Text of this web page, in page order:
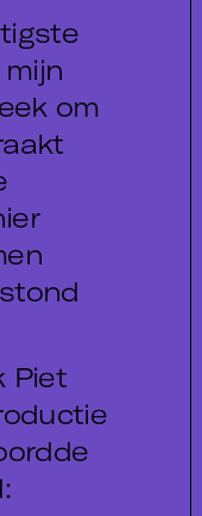
om
Piet